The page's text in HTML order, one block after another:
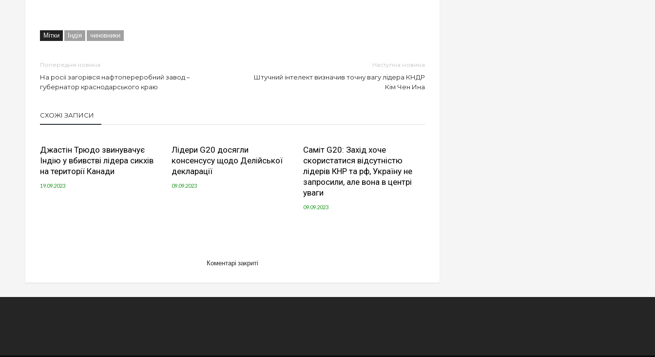
Мітки Індія чиновники
Попередня новина
На росії загорівся нафтопереробний завод –
губернатор краснодарського краю
Наступна новина
Штучний інтелект визначив точну вагу лідера КНДР
Кім Чен Ина
СХОЖІ ЗАПИСИ
Джастін Трюдо звинувачує
Індію у вбивстві лідера сикхів
на території Канади
19.09.2023
Лідери G20 досягли
консенсусу щодо Делійської
декларації
09.09.2023
Саміт G20: Захід хоче
скористатися відсутністю
лідерів КНР та рф, Україну не
запросили, але вона в центрі
уваги
09.09.2023
Коментарі закриті